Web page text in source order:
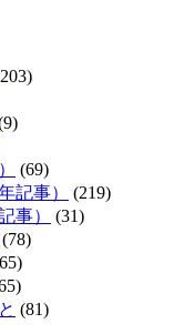
(69)
記事）
(219)
事）
(31)
(78)
(81)